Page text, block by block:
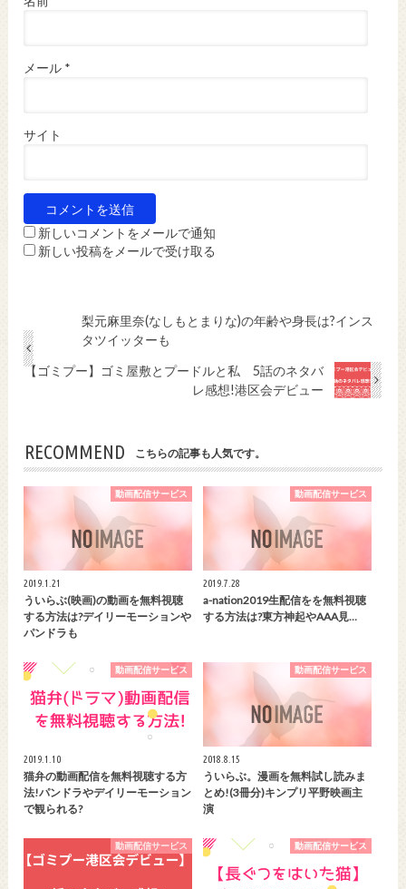
メール *
サイト
新しいコメントをメールで通知
新しい投稿をメールで受け取る
梨元麻里奈(なしもとまりな)の年齢や身長は?インス
タツイッターも
【ゴミプー】ゴミ屋敷とプードルと私 5話のネタバ
レ感想!港区会デビュー
RECOMMEND こちらの記事も人気です。
動画配信サービス
2019.1.21
ういらぶ(映画)の動画を無料視聴
する方法は?デイリーモーションや
パンドラも
動画配信サービス
2019.7.28
a-nation2019生配信をを無料視聴
する方法は?東方神起やAAA見…
動画配信サービス
2019.1.10
猫弁の動画配信を無料視聴する方
法!パンドラやデイリーモーション
で観られる?
動画配信サービス
2018.8.15
ういらぶ。漫画を無料試し読みま
とめ!(3冊分)キンプリ平野映画主
演
動画配信サービス 動画配信サービス